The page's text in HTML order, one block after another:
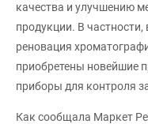
качества и улучшению
продукции. В
реновация
приобретены новейшие
приборы для контроля
Как сообщала Маркет